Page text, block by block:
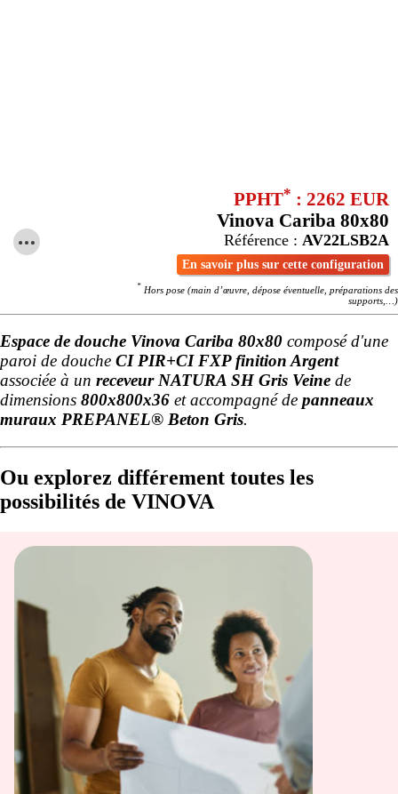
PPHT* : 2262 EUR
Vinova Cariba 80x80
Référence : AV22LSB2A
En savoir plus sur cette configuration
* Hors pose (main d’œuvre, dépose éventuelle, préparations des
supports,…)
Espace de douche Vinova Cariba 80x80 composé d'une
paroi de douche CI PIR+CI FXP finition Argent
associée à un receveur NATURA SH Gris Veine de
dimensions 800x800x36 et accompagné de panneaux
muraux PREPANEL® Beton Gris.
Ou explorez différement toutes les
possibilités de VINOVA